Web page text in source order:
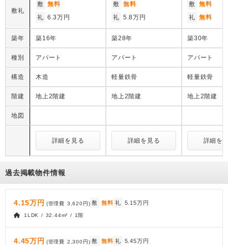
敷礼
敷 無料
礼 6.3万円
敷 無料
礼 5.8万円
敷 無料
礼 無料
築年 築16年 築28年 築30年
種別 アパート アパート アパート
構造 木造 軽量鉄骨 軽量鉄骨
階建 地上2階建 地上2階建 地上2階建
地図
詳細を見る 詳細を見る 詳細を
過去掲載物件情報
4.15万円 (管理費 3,620円) 敷 無料 礼 5.15万円
1LDK / 32.44m² / 1階
4.45万円 (管理費 2,300円 ) 敷 無料 礼 5.45万円